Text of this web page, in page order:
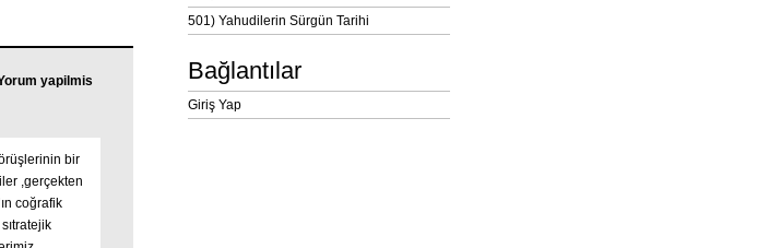
yapilmis
bir
,gerçekten
coğrafik
501) Yahudilerin Sürgün Tarihi
Bağlantılar
Giriş Yap